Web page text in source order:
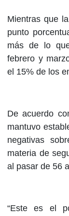
Mientras que
punto
más de lo
febrero y
el 15% de los
De acuerdo
mantuvo
negativas
materia de
al pasar de 56
“Este es el